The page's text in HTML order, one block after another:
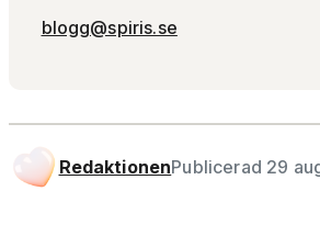
blogg@spiris.se
RedaktionenPublicerad 29